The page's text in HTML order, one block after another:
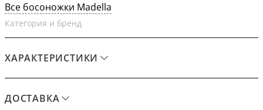
Все босоножки Madella
Категория и бренд
ХАРАКТЕРИСТИКИ
ДОСТАВКА